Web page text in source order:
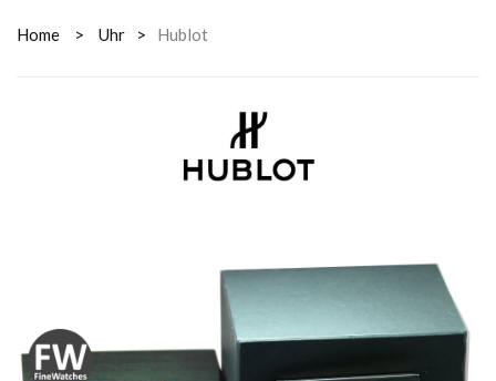
Home > Uhr > Hublot
HUBLOT